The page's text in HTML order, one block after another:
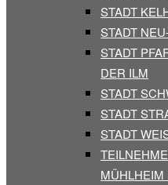
STADT
STADT
STADT
DER ILM
STADT
STADT
STADT
MÜHLHEIM